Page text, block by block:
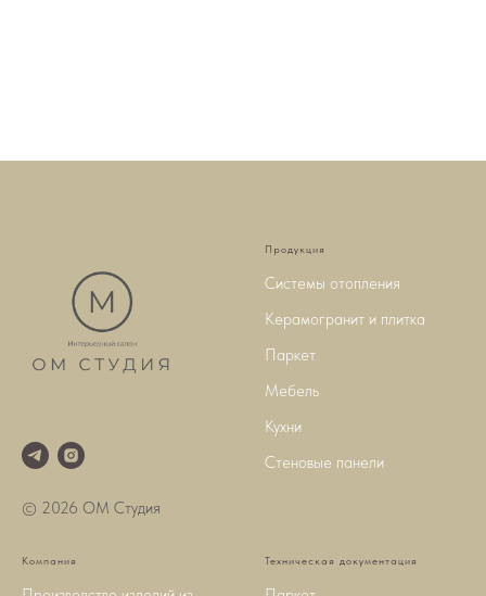
© 2026 ОМ Студия
Продукция
Системы отопления
Керамогранит и плитка
Паркет
Мебель
Кухни
Стеновые панели
Компания Техническая документация